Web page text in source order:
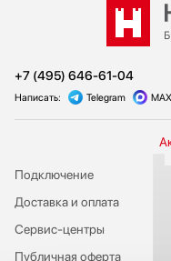
+7 (495) 646-61-04
Написать: Telegram MAX
Подключение
Публичная оферта
Сервис-центры
Доставка и оплата